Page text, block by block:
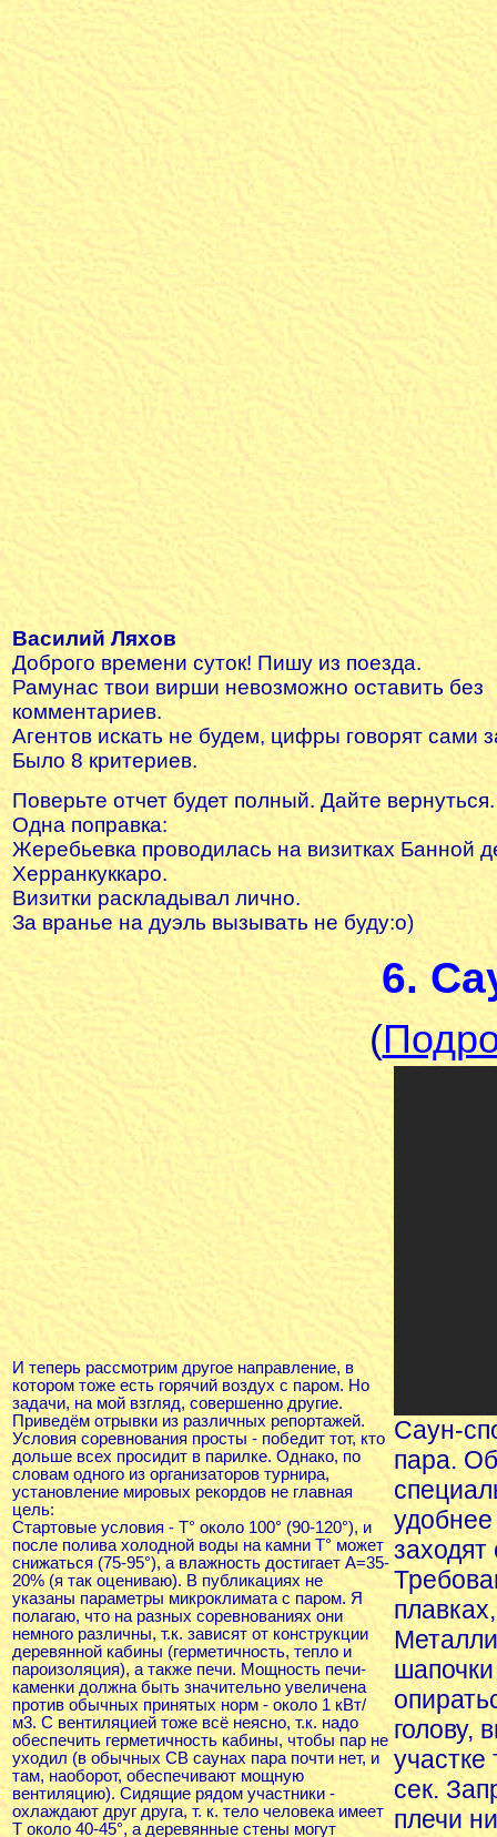
Василий Ляхов
Доброго времени суток! Пишу из поезда.
Рамунас твои вирши невозможно оставить без
комментариев.
Агентов искать не будем, цифры говорят сами
Было 8 критериев.
Поверьте отчет будет полный. Дайте вернуться.
Одна поправка:
Жеребьевка проводилась на визитках Банной
Херранкуккаро.
Визитки раскладывал лично.
За вранье на дуэль вызывать не буду:о)
6.
(
И теперь рассмотрим другое направление, в
котором тоже есть горячий воздух с паром. Но
задачи, на мой взгляд, совершенно другие.
Приведём отрывки из различных репортажей.
Условия соревнования просты - победит тот, кто
дольше всех просидит в парилке. Однако, по
словам одного из организаторов турнира,
установление мировых рекордов не главная
цель:
Стартовые условия - Т° около 100° (90-120°), и
после полива холодной воды на камни Т° может
снижаться (75-95°), а влажность достигает А=35-
20% (я так оцениваю). В публикациях не
указаны параметры микроклимата с паром. Я
полагаю, что на разных соревнованиях они
немного различны, т.к. зависят от конструкции
деревянной кабины (герметичность, тепло и
пароизоляция), а также печи. Мощность печи-
каменки должна быть значительно увеличена
против обычных принятых норм - около 1 кВт/
м3. С вентиляцией тоже всё неясно, т.к. надо
обеспечить герметичность кабины, чтобы пар не
уходил (в обычных СВ саунах пара почти нет, и
там, наоборот, обеспечивают мощную
вентиляцию). Сидящие рядом участники -
охлаждают друг друга, т. к. тело человека имеет
Т около 40-45°, а деревянные стены могут
Саун-
пара.
голову,
сек.
плечи